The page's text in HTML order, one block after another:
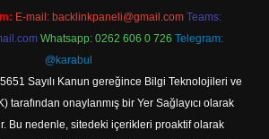
E-mail: backlinkpaneli@gmail.com Teams:
Whatsapp: 0262 606 0 726 Telegram:
@karabul
Sayılı Kanun gereğince Bilgi Teknolojileri ve
tarafından onaylanmış bir Yer Sağlayıcı olarak
Bu nedenle, sitedeki içerikleri proaktif olarak